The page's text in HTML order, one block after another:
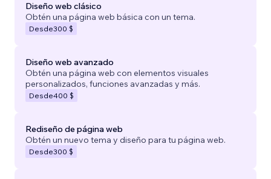
Diseño web clásico
Obtén una página web básica con un tema.
Desde300 $
Diseño web avanzado
Obtén una página web con elementos visuales
personalizados, funciones avanzadas y más.
Desde400 $
Rediseño de página web
Obtén un nuevo tema y diseño para tu página web.
Desde300 $